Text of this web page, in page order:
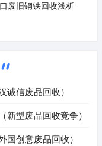
废旧钢铁回收浅析
诚信废品回收）
新型废品回收竞争）
国创意废品回收）